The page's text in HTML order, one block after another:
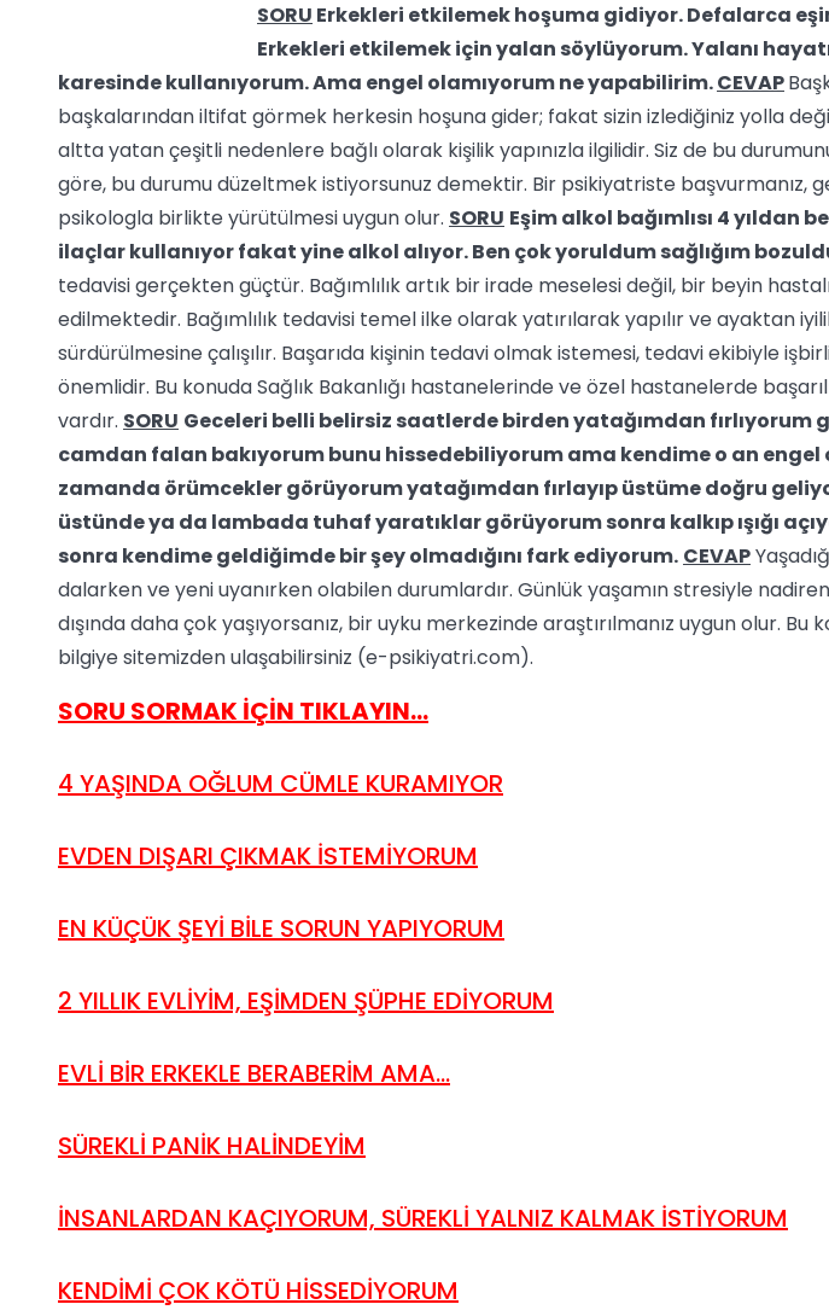
SORU Erkekleri etkilemek hoşuma gidiyor. Defalarca
Erkekleri etkilemek için yalan söylüyorum. Yalanı
karesinde kullanıyorum. Ama engel olamıyorum ne yapabilirim.CEVAP
başkalarından iltifat görmek herkesin hoşuna gider; fakat sizin izlediğiniz yolla
altta yatan çeşitli nedenlere bağlı olarak kişilik yapınızla ilgilidir. Siz de bu
göre, bu durumu düzeltmek istiyorsunuz demektir. Bir psikiyatriste başvurmanız,
psikologla birlikte yürütülmesi uygun olur. SORU Eşim alkol bağımlısı 4 yıldan
ilaçlar kullanıyor fakat yine alkol alıyor. Ben çok yoruldum sağlığım
tedavisi gerçekten güçtür. Bağımlılık artık bir irade meselesi değil, bir beyin
edilmektedir. Bağımlılık tedavisi temel ilke olarak yatırılarak yapılır ve ayaktan
sürdürülmesine çalışılır. Başarıda kişinin tedavi olmak istemesi, tedavi ekibiyle
önemlidir. Bu konuda Sağlık Bakanlığı hastanelerinde ve özel hastanelerde
vardır. SORU Geceleri belli belirsiz saatlerde birden yatağımdan fırlıyorum
camdan falan bakıyorum bunu hissedebiliyorum ama kendime o an engel
zamanda örümcekler görüyorum yatağımdan fırlayıp üstüme doğru
üstünde ya da lambada tuhaf yaratıklar görüyorum sonra kalkıp ışığı
sonra kendime geldiğimde bir şey olmadığını fark ediyorum. CEVAP
dalarken ve yeni uyanırken olabilen durumlardır. Günlük yaşamın stresiyle
dışında daha çok yaşıyorsanız, bir uyku merkezinde araştırılmanız uygun olur. Bu
bilgiye sitemizden ulaşabilirsiniz (e-psikiyatri.com).
SORU SORMAK İÇİN TIKLAYIN…
4 YAŞINDA OĞLUM CÜMLE KURAMIYOR
EVDEN DIŞARI ÇIKMAK İSTEMİYORUM
EN KÜÇÜK ŞEYİ BİLE SORUN YAPIYORUM
2 YILLIK EVLİYİM, EŞİMDEN ŞÜPHE EDİYORUM
EVLİ BİR ERKEKLE BERABERİM AMA...
SÜREKLİ PANİK HALİNDEYİM
İNSANLARDAN KAÇIYORUM, SÜREKLİ YALNIZ KALMAK İSTİYORUM
KENDİMİ ÇOK KÖTÜ HİSSEDİYORUM